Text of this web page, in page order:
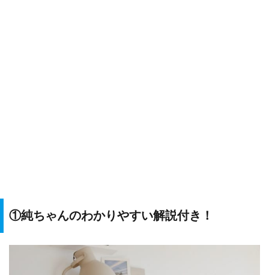
①純ちゃんのわかりやすい解説付き！